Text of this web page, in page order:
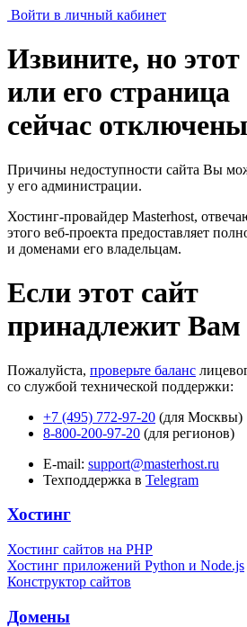
Войти в личный кабинет
Извините, но этот
или его страница
сейчас отключены
Причины недоступности сайта Вы
у его администрации.
Хостинг-провайдер Masterhost,
этого веб-проекта предоставляет
и доменами его владельцам.
Если этот сайт
принадлежит Вам
Пожалуйста, проверьте баланс
со службой технической поддержки:
+7 (495) 772-97-20 (для Москвы)
8-800-200-97-20 (для регионов)
E-mail: support@masterhost.ru
Техподдержка в Telegram
Хостинг
Хостинг сайтов на PHP
Хостинг приложений Python и Node.js
Конструктор сайтов
Домены